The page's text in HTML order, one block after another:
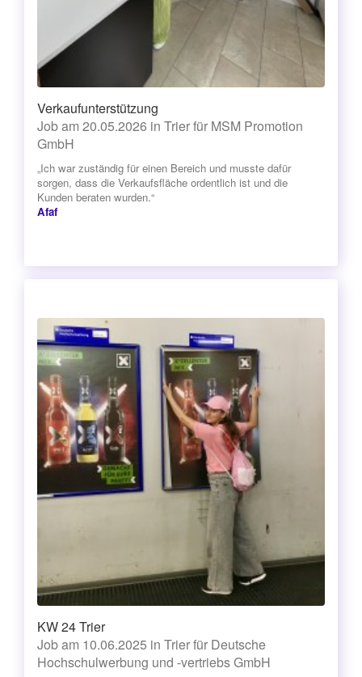
Verkaufunterstützung
Job am 20.05.2026 in Trier für MSM Promotion
GmbH
„Ich war zuständig für einen Bereich und musste dafür
sorgen, dass die Verkaufsfläche ordentlich ist und die
Kunden beraten wurden.“
Afaf
KW 24 Trier
Job am 10.06.2025 in Trier für Deutsche
Hochschulwerbung und -vertriebs GmbH